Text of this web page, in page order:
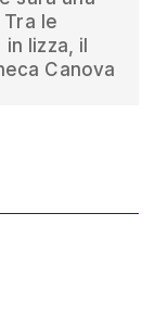
le
lizza, il
Canova